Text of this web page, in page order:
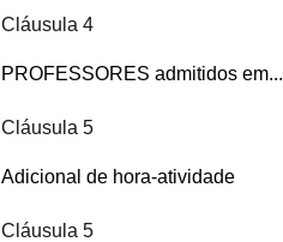
Cláusula 4
PROFESSORES admitidos em...
Cláusula 5
Adicional de hora-atividade
Cláusula 5